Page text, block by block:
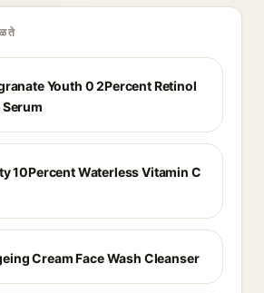
Youth 0 2Percent Retinol
10Percent Waterless Vitamin C
Cream Face Wash Cleanser